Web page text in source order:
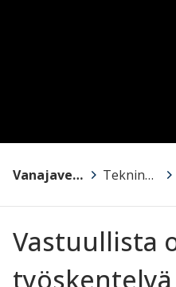
Vanajaveden Opisto > Tekninen käsityö >
Vastuullista
työskentelyä